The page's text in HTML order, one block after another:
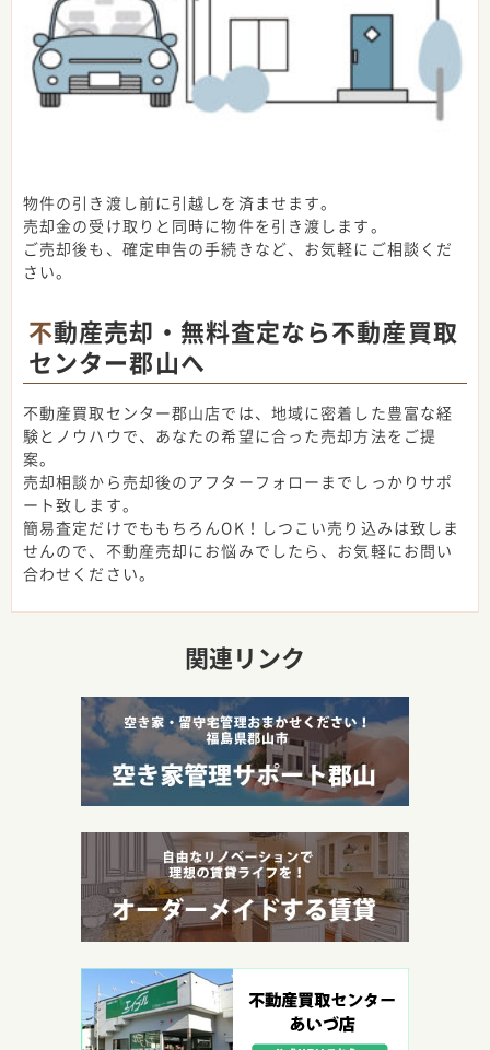
物件の引き渡し前に引越しを済ませます。
売却金の受け取りと同時に物件を引き渡します。
ご売却後も、確定申告の手続きなど、お気軽にご相談くだ
さい。
不動産売却・無料査定なら不動産買取
センター郡山へ
不動産買取センター郡山店では、地域に密着した豊富な経
験とノウハウで、あなたの希望に合った売却方法をご提
案。
売却相談から売却後のアフターフォローまでしっかりサポ
ート致します。
簡易査定だけでももちろんOK！しつこい売り込みは致しま
せんので、不動産売却にお悩みでしたら、お気軽にお問い
合わせください。
関連リンク